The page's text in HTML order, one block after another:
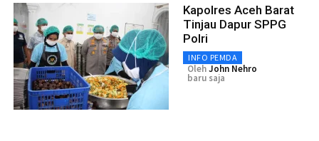
Kapolres Aceh Barat
Tinjau Dapur SPPG
Polri
INFO PEMDA
OlehJohn Nehro
baru saja